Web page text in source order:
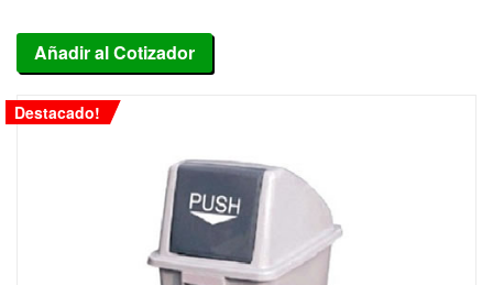
Añadir al Cotizador
Destacado!